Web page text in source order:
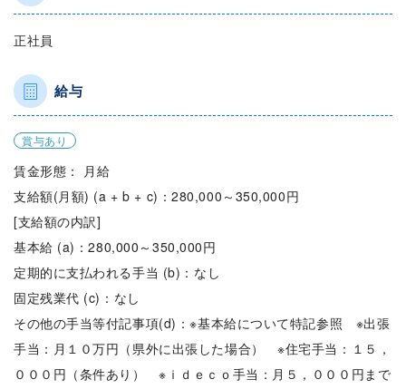
正社員
給与
賞与あり
賃金形態： 月給
支給額(月額) (a + b + c)：280,000～350,000円
[支給額の内訳]
基本給 (a)：280,000～350,000円
定期的に支払われる手当 (b)：なし
固定残業代 (c)：なし
その他の手当等付記事項(d)：※基本給について特記参照 ※出張
手当：月１０万円（県外に出張した場合） ※住宅手当：１５，
０００円（条件あり） ※ｉｄｅｃｏ手当：月５，０００円まで